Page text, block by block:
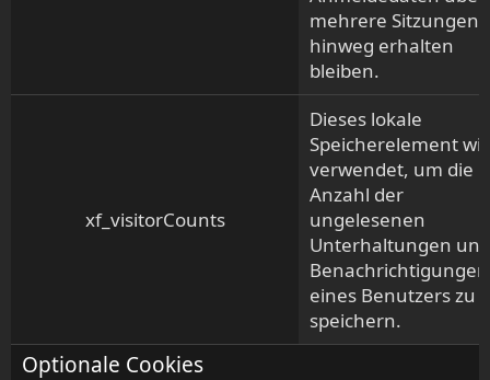
mehrere Sitzungen
hinweg erhalten
bleiben.
xf_visitorCounts
Dieses lokale
Speicherelement
verwendet, um die
Anzahl der
ungelesenen
Unterhaltungen und
Benachrichtigungen
eines Benutzers zu
speichern.
Optionale Cookies